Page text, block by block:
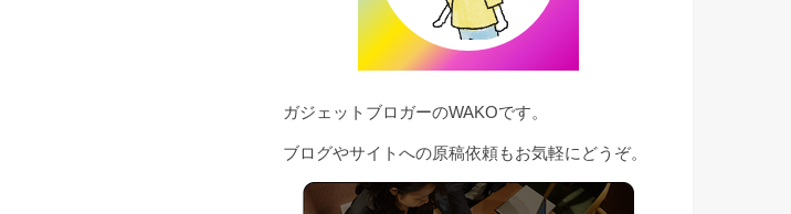
ガジェットブロガーのWAKOです。
ブログやサイトへの原稿依頼もお気軽にどうぞ。